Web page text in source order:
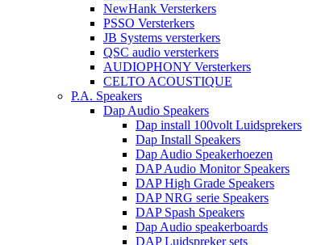
NewHank Versterkers
PSSO Versterkers
JB Systems versterkers
QSC audio versterkers
AUDIOPHONY Versterkers
CELTO ACOUSTIQUE
P.A. Speakers
Dap Audio Speakers
Dap install 100volt Luidsprekers
Dap Install Speakers
Dap Audio Speakerhoezen
DAP Audio Monitor Speakers
DAP High Grade Speakers
DAP NRG serie Speakers
DAP Spash Speakers
Dap Audio speakerboards
DAP Luidspreker sets